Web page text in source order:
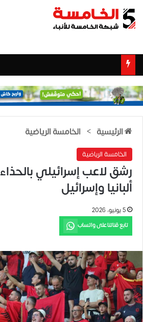
الرئيسية > الخامسة الرياضية
الخامسة الرياضية
رشق لاعب إسرائيلي
ألبانيا وإسرائيل
5 يونيو، 2026
تابع قناتنا على واتساب